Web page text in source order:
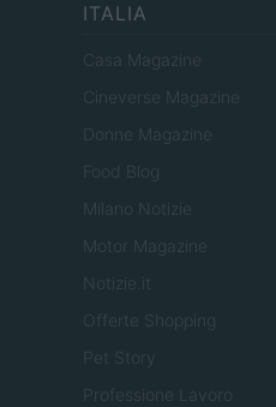
ITALIA
Casa Magazine
Cineverse Magazine
Donne Magazine
Food Blog
Milano Notizie
Motor Magazine
Notizie.it
Offerte Shopping
Pet Story
Professione Lavoro